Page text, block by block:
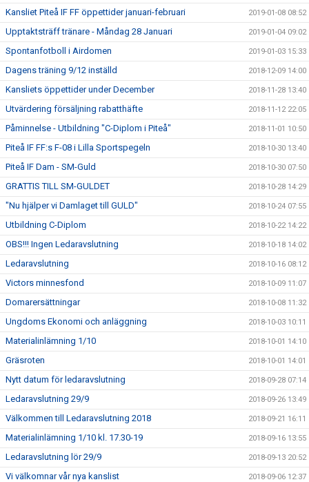
Kansliet Piteå IF FF öppettider januari-februari 2019-01-08 08:52
Upptaktsträff tränare - Måndag 28 Januari 2019-01-04 09:02
Spontanfotboll i Airdomen 2019-01-03 15:33
Dagens träning 9/12 inställd 2018-12-09 14:00
Kansliets öppettider under December 2018-11-28 13:40
Utvärdering försäljning rabatthäfte 2018-11-12 22:05
Påminnelse - Utbildning "C-Diplom i Piteå" 2018-11-01 10:50
Piteå IF FF:s F-08 i Lilla Sportspegeln 2018-10-30 13:40
Piteå IF Dam - SM-Guld 2018-10-30 07:50
GRATTIS TILL SM-GULDET 2018-10-28 14:29
"Nu hjälper vi Damlaget till GULD" 2018-10-24 07:55
Utbildning C-Diplom 2018-10-22 14:22
OBS!!! Ingen Ledaravslutning 2018-10-18 14:02
Ledaravslutning 2018-10-16 08:12
Victors minnesfond 2018-10-09 11:07
Domarersättningar 2018-10-08 11:32
Ungdoms Ekonomi och anläggning 2018-10-03 10:11
Materialinlämning 1/10 2018-10-01 14:10
Gräsroten 2018-10-01 14:01
Nytt datum för ledaravslutning 2018-09-28 07:14
Ledaravslutning 29/9 2018-09-26 13:49
Välkommen till Ledaravslutning 2018 2018-09-21 16:11
Materialinlämning 1/10 kl. 17.30-19 2018-09-16 13:55
Ledaravslutning lör 29/9 2018-09-13 20:52
Vi välkomnar vår nya kanslist 2018-09-06 12:37